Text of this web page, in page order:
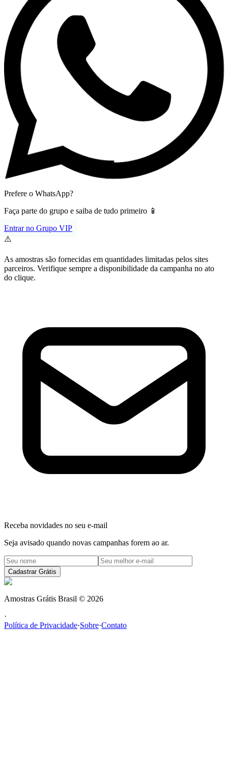
Prefere o WhatsApp?
Faça parte do grupo e saiba de tudo primeiro 📱
Entrar no Grupo VIP
⚠️
As amostras são fornecidas em quantidades limitadas pelos sites
parceiros. Verifique sempre a disponibilidade da campanha no ato
do clique.
Receba novidades no seu e-mail
Seja avisado quando novas campanhas forem ao ar.
Cadastrar Grátis
Amostras Grátis Brasil © 2026
·
Política de Privacidade·Sobre·Contato